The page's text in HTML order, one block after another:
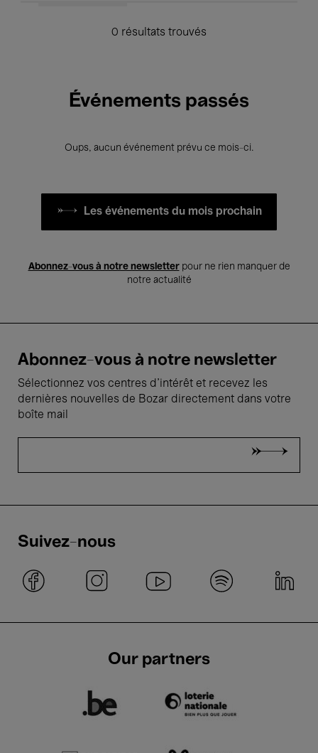
0 résultats trouvés
Événements passés
Oups, aucun événement prévu ce mois-ci.
Les événements du mois prochain
Abonnez-vous à notre newsletterpour ne rien manquer de
notre actualité
Abonnez-vous à notre newsletter
Sélectionnez vos centres d'intérêt et recevez les
dernières nouvelles de Bozar directement dans votre
boîte mail
Suivez-nous
Our partners